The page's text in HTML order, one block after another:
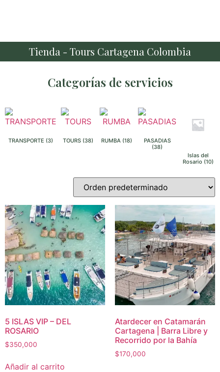
Tienda - Tours Cartagena Colombia
Categorías de servicios
TRANSPORTE (3) TOURS (38) RUMBA (18)
PASADIAS
(38)
Islas del
Rosario (10)
5 ISLAS VIP – DEL
ROSARIO
$350,000
Añadir al carrito
Atardecer en Catamarán
Cartagena | Barra Libre y
Recorrido por la Bahía
$170,000